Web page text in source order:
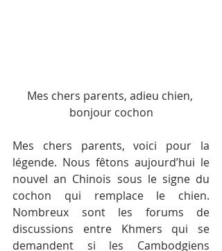
Mes chers parents, adieu chien,
bonjour cochon
Mes chers parents, voici pour la
légende. Nous fêtons aujourd’hui le
nouvel an Chinois sous le signe du
cochon qui remplace le chien.
Nombreux sont les forums de
discussions entre Khmers qui se
demandent si les Cambodgiens